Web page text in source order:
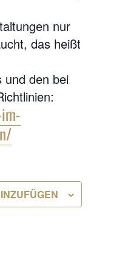
nur
das heißt
und den bei